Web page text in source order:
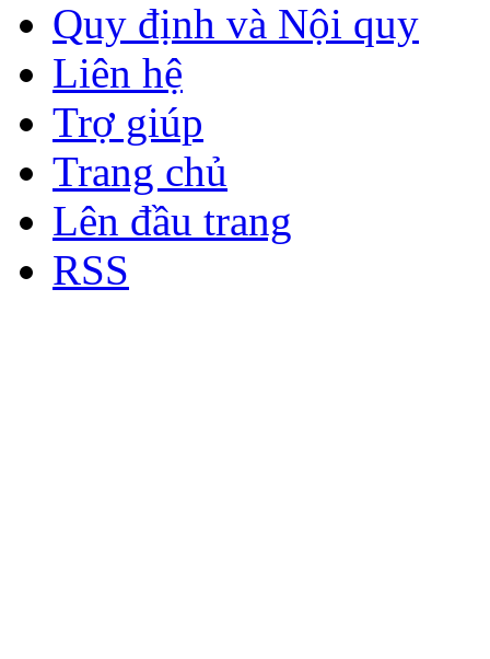
Quy định và Nội quy
Liên hệ
Trợ giúp
Trang chủ
Lên đầu trang
RSS